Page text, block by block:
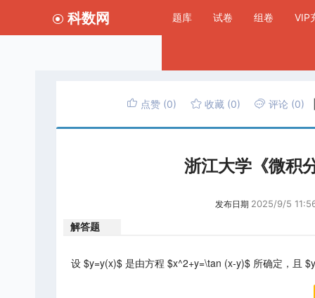
科数网 题库 试卷 组卷 VIP
点赞 (0) 收藏 (0) 评论 (0)
浙江大学《微积
发布日期 2025/9/5
解答题
设 $y=y(x)$ 是由方程 $x^2+y=\tan (x-y)$ 所确定，且